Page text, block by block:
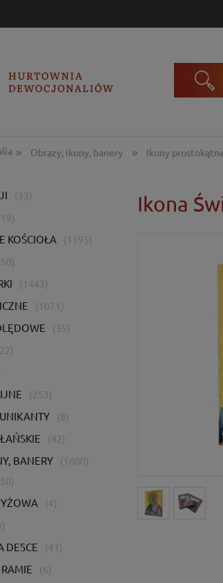
» Obrazy, ikony, banery » Ikony
(33)
KOŚCIOŁA (1195)
(1443)
(1071)
(35)
(253)
(8)
(42)
BANERY (1600)
(4)
DESCE (41)
(6)
Ikona